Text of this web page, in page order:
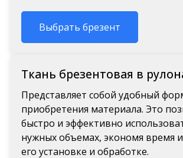
Выбрать брезент
Ткань брезентовая в
Представляет собой удобный
приобретения материала. Это
быстро и эффективно
нужных объемах, экономя время
его установке и обработке.